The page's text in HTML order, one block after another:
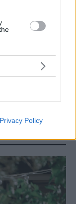
Privacy Policy